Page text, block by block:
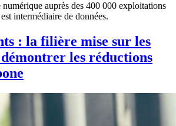
auprès des 400 000 exploitations
intermédiaire de données.
: la filière mise sur les
les réductions